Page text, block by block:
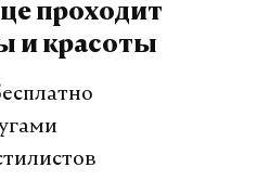
проходит
и красоты